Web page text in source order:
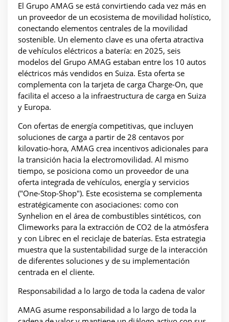
El Grupo AMAG se está convirtiendo cada vez más en
un proveedor de un ecosistema de movilidad holístico,
conectando elementos centrales de la movilidad
sostenible. Un elemento clave es una oferta atractiva
de vehículos eléctricos a batería: en 2025, seis
modelos del Grupo AMAG estaban entre los 10 autos
eléctricos más vendidos en Suiza. Esta oferta se
complementa con la tarjeta de carga Charge-On, que
facilita el acceso a la infraestructura de carga en Suiza
y Europa.
Con ofertas de energía competitivas, que incluyen
soluciones de carga a partir de 28 centavos por
kilovatio-hora, AMAG crea incentivos adicionales para
la transición hacia la electromovilidad. Al mismo
tiempo, se posiciona como un proveedor de una
oferta integrada de vehículos, energía y servicios
("One-Stop-Shop"). Este ecosistema se complementa
estratégicamente con asociaciones: como con
Synhelion en el área de combustibles sintéticos, con
Climeworks para la extracción de CO2 de la atmósfera
y con Librec en el reciclaje de baterías. Esta estrategia
muestra que la sustentabilidad surge de la interacción
de diferentes soluciones y de su implementación
centrada en el cliente.
Responsabilidad a lo largo de toda la cadena de valor
AMAG asume responsabilidad a lo largo de toda la